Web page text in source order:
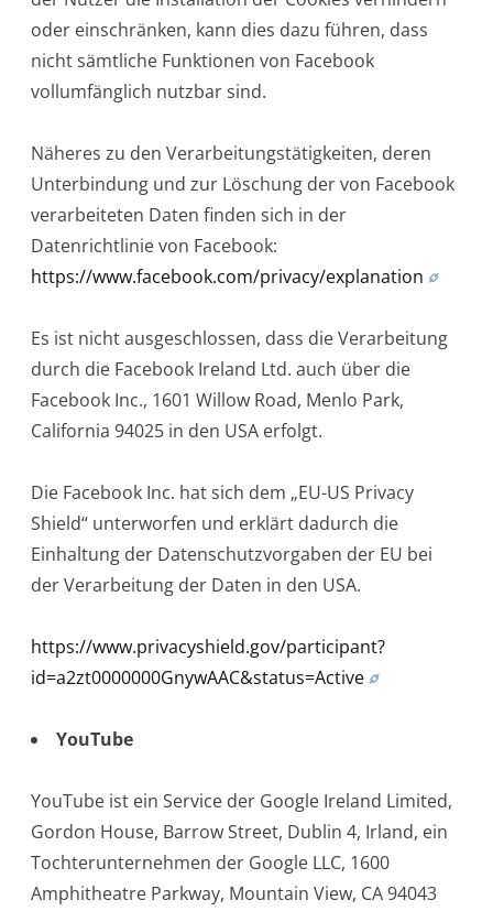
oder einschränken, kann dies dazu führen, dass
nicht sämtliche Funktionen von Facebook
vollumfänglich nutzbar sind.
Näheres zu den Verarbeitungstätigkeiten, deren
Unterbindung und zur Löschung der von Facebook
verarbeiteten Daten finden sich in der
Datenrichtlinie von Facebook:
https://www.facebook.com/privacy/explanation
Es ist nicht ausgeschlossen, dass die Verarbeitung
durch die Facebook Ireland Ltd. auch über die
Facebook Inc., 1601 Willow Road, Menlo Park,
California 94025 in den USA erfolgt.
Die Facebook Inc. hat sich dem „EU-US Privacy
Shield“ unterworfen und erklärt dadurch die
Einhaltung der Datenschutzvorgaben der EU bei
der Verarbeitung der Daten in den USA.
https://www.privacyshield.gov/participant?
id=a2zt0000000GnywAAC&status=Active
YouTube
YouTube ist ein Service der Google Ireland Limited,
Gordon House, Barrow Street, Dublin 4, Irland, ein
Tochterunternehmen der Google LLC, 1600
Amphitheatre Parkway, Mountain View, CA 94043